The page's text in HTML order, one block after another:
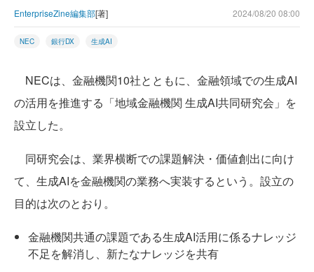
EnterpriseZine編集部[著] 2024/08/20 08:00
NEC 銀行DX 生成AI
NECは、金融機関10社とともに、金融領域での生成AI
の活用を推進する「地域金融機関 生成AI共同研究会」を
設立した。
同研究会は、業界横断での課題解決・価値創出に向け
て、生成AIを金融機関の業務へ実装するという。設立の
目的は次のとおり。
金融機関共通の課題である生成AI活用に係るナレッジ
不足を解消し、新たなナレッジを共有